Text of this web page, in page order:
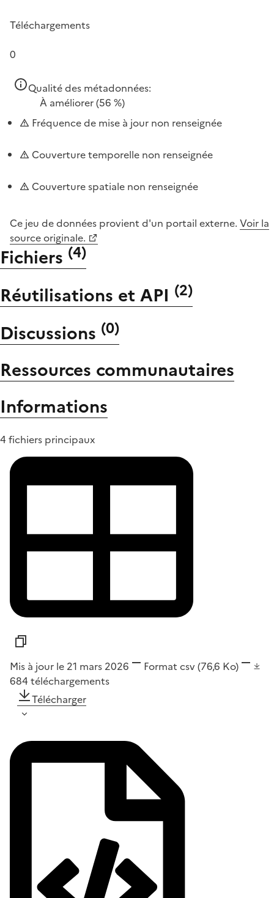
Téléchargements
0
Qualité des métadonnées:
À améliorer(56 %)
Fréquence de mise à jour non renseignée
Couverture temporelle non renseignée
Couverture spatiale non renseignée
Ce jeu de données provient d'un portail externe. Voir la
source originale.
Fichiers (4)
Réutilisations et API (2)
Discussions (0)
Ressources communautaires
Informations
4 fichiers principaux
Mis à jour le 21 mars 2026 Format csv(76,6 Ko)
684 téléchargements
Télécharger